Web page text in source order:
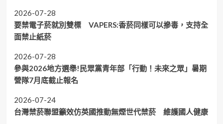
2026-07-28
要禁電子菸就別雙標 VAPERS:香菸同樣可以摻毒，支持全
面禁止紙菸
2026-07-28
參與2026地方選舉!民眾黨青年部「行動！未來之眾」暑期
營隊7月底截止報名
2026-07-24
台灣禁菸聯盟籲效仿英國推動無煙世代禁菸 維護國人健康